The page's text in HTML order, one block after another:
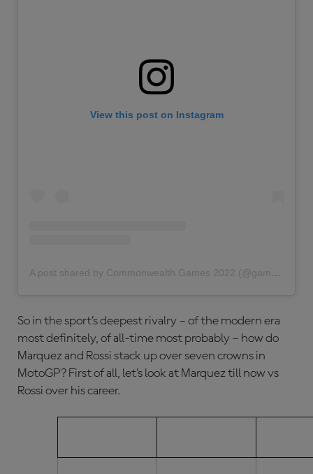
View this post on Instagram
A post shared by Commonwealth Games 2022 (@gamescommonwealth)
So in the sport’s deepest rivalry – of the modern era
most definitely, of all-time most probably – how do
Marquez and Rossi stack up over seven crowns in
MotoGP? First of all, let’s look at Marquez till now vs
Rossi over his career.